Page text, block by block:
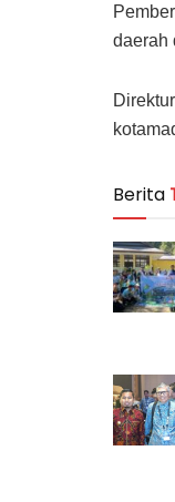
daerah
Berita